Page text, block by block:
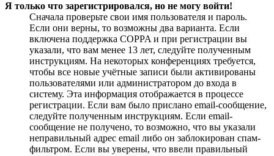
Я только что зарегистрировался, но не могу войти!
Сначала проверьте свои имя пользователя и пароль.
Если они верны, то возможны два варианта. Если
включена поддержка COPPA и при регистрации вы
указали, что вам менее 13 лет, следуйте полученным
инструкциям. На некоторых конференциях требуется,
чтобы все новые учётные записи были активированы
пользователями или администратором до входа в
систему. Эта информация отображается в процессе
регистрации. Если вам было прислано email-сообщение,
следуйте полученным инструкциям. Если email-
сообщение не получено, то возможно, что вы указали
неправильный адрес email либо он заблокирован спам-
фильтром. Если вы уверены, что ввели правильный